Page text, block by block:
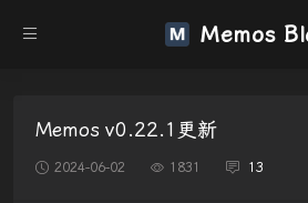
Memos
Memos v0.22.1更新
2024-06-02 1831 13